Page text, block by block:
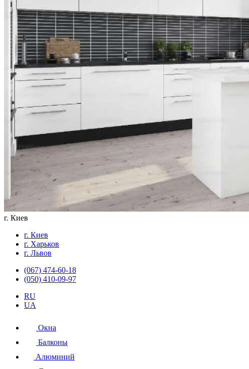
г. Киев
г. Киев
г. Харьков
г. Львов
(067) 474-60-18
(050) 410-09-97
RU
UA
Окна
Балконы
Алюминий